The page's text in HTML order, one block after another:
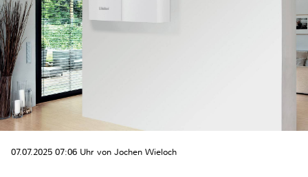
07.07.2025 07:06 Uhr von Jochen Wieloch